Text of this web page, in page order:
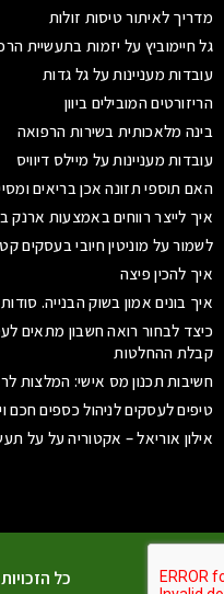
מדריך לאיתור טיסות זולות
גל חיימוביץ על יזמות בתעשיית
עובדות מעניינות על גל גדות
הריזורטים המובילים ביוון
בינה מלאכותית בשירות הרפואה
עובדות מעניינות על מיילס דיוויס
האם תוספי תזונה אכן בריאים
איך לייצר רווחים באמצעות ארנק
לשמור על מוניטין חיובי בעסקים
איך להכין פיצה
איך בונים אמון בשוק הבנייה.
כיצד לבחור רואה חשבון מתאים
קבלת ההחלטות
חשיבות תכנון מס אישי: המלצות
טיפים לעסקים לניהול כספים חכם
אילון אוריאל – אקטוריה על על
כל הזכויות